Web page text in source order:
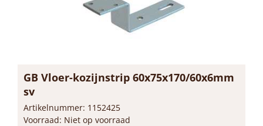
GB Vloer-kozijnstrip 60x75x170/60x6mm
sv
Artikelnummer: 1152425
Voorraad: Niet op voorraad